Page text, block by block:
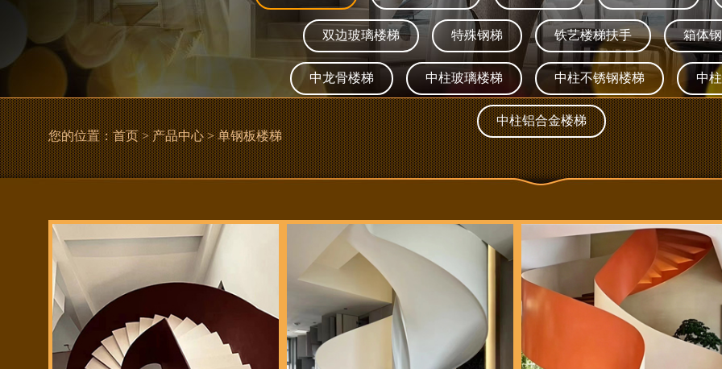
双边玻璃楼梯 特殊钢梯 铁艺楼梯扶手 箱体
中龙骨楼梯 中柱玻璃楼梯 中柱不锈钢楼梯 中
中柱铝合金楼梯
您的位置：首页>产品中心> 单钢板楼梯